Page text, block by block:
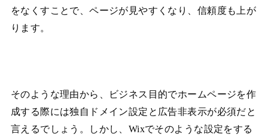
をなくすことで、ページが見やすくなり、信頼度も上が
ります。
そのような理由から、ビジネス目的でホームページを作
成する際には独自ドメイン設定と広告非表示が必須だと
言えるでしょう。しかし、Wixでそのような設定をする